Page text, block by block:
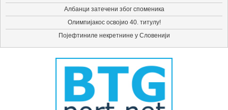
Албанци затечени због споменика
Олимпијакос освојио 40. титулу!
Појефтиниле некретнине у Словенији